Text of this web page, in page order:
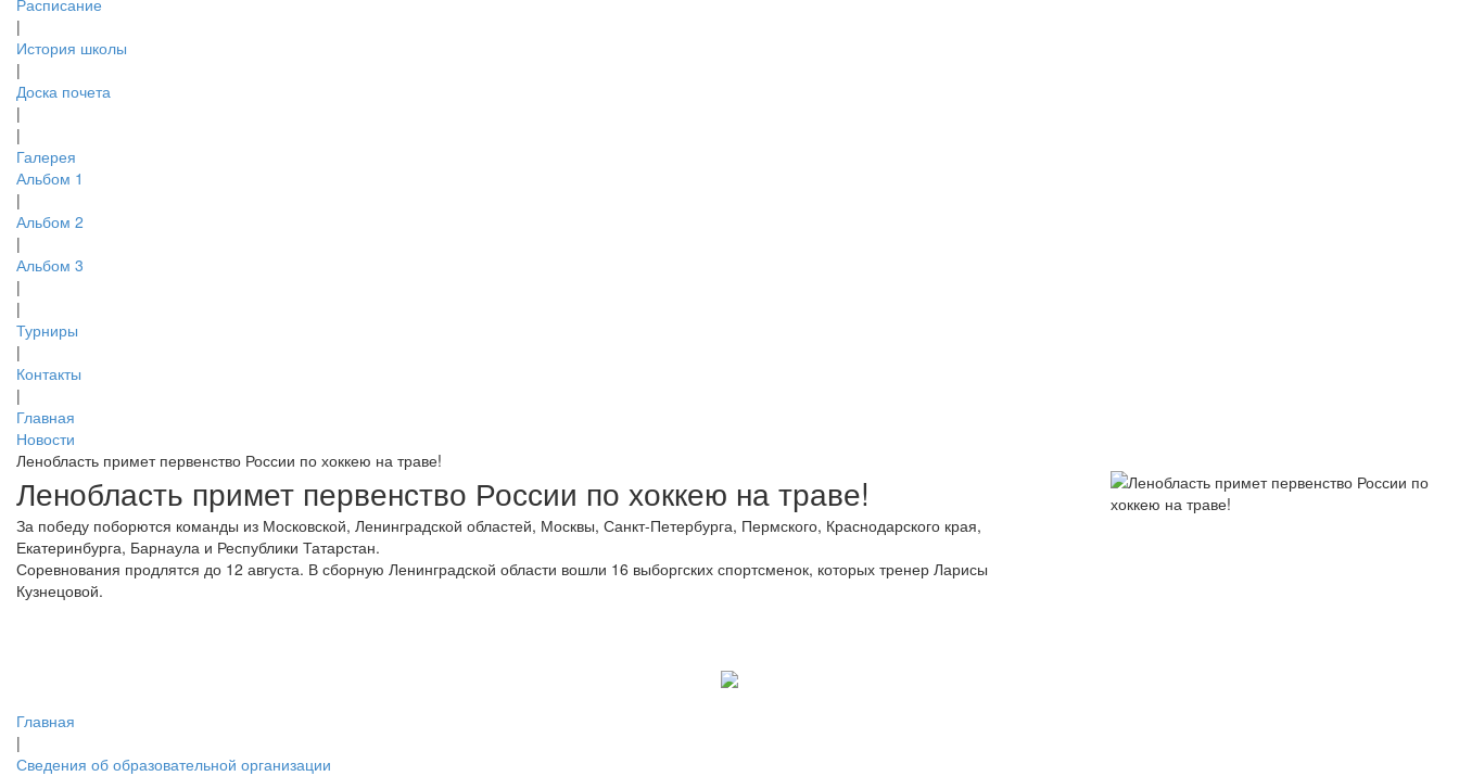
|
История школы
|
Доска почета
|
|
Галерея
Альбом 1
|
Альбом 2
|
Альбом 3
|
|
Турниры
|
Контакты
|
Главная
Новости
Ленобласть примет первенство России по хоккею на траве!
Ленобласть примет первенство России по хоккею на траве!
За победу поборются команды из Московской, Ленинградской областей, Москвы, Санкт-Петербурга, Пермского, Краснодарского края,
Екатеринбурга, Барнаула и Республики Татарстан.
Соревнования продлятся до 12 августа. В сборную Ленинградской области вошли 16 выборгских спортсменок, которых тренер Ларисы
Кузнецовой.
Главная
|
Сведения об образовательной организации